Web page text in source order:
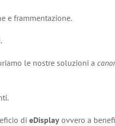
e frammentazione.
le nostre soluzioni a
di eDisplay ovvero a